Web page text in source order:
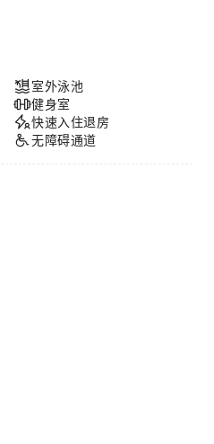
室外泳池
健身室
快速入住退房
无障碍通道